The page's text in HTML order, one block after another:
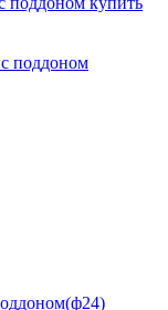
поддоном